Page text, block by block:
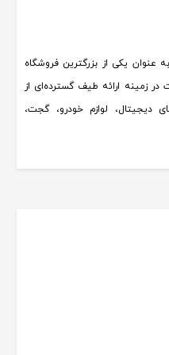
عنوان یکی از بزرگترین فروشگاه
در زمینه ارائه طیف گسترده‌ای از
دیجیتال، لوازم خودرو، گجت،